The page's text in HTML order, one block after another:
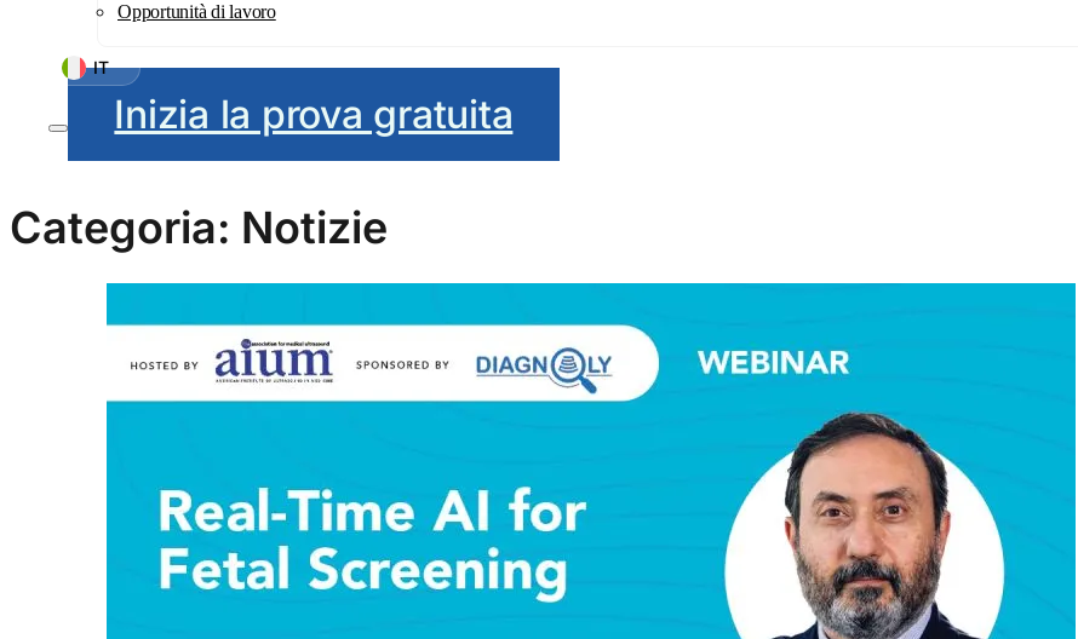
Opportunità di lavoro
IT
Inizia la prova gratuita
Categoria: Notizie